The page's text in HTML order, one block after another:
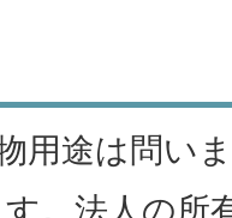
物用途は問い
。法人の所